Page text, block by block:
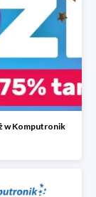
w Komputronik